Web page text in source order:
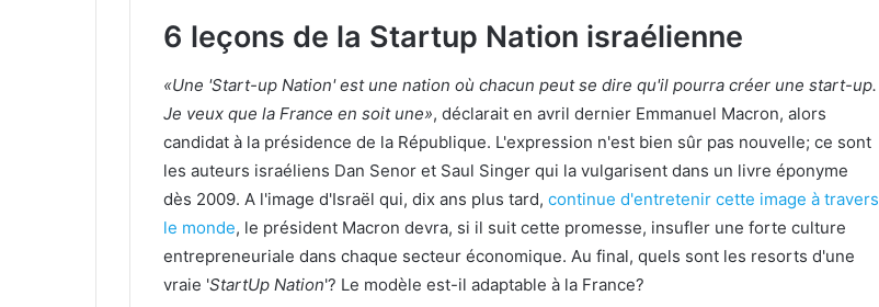
6 leçons de la Startup Nation israélienne
«Une 'Start-up Nation' est une nation où chacun peut se dire qu'il pourra créer une start-up.
Je veux que la France en soit une», déclarait en avril dernier Emmanuel Macron, alors
candidat à la présidence de la République. L'expression n'est bien sûr pas nouvelle; ce sont
les auteurs israéliens Dan Senor et Saul Singer qui la vulgarisent dans un livre éponyme
dès 2009. A l'image d'Israël qui, dix ans plus tard, continue d'entretenir cette image à travers
le monde, le président Macron devra, si il suit cette promesse, insufler une forte culture
entrepreneuriale dans chaque secteur économique. Au final, quels sont les resorts d'une
vraie 'StartUp Nation'? Le modèle est-il adaptable à la France?